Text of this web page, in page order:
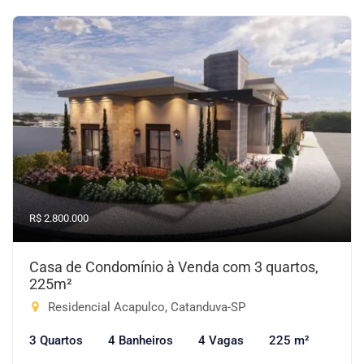
R$ 2.800.000
Casa de Condomínio à Venda com 3 quartos,
225m²
Residencial Acapulco, Catanduva-SP
3 Quartos 4 Banheiros 4 Vagas 225 m²